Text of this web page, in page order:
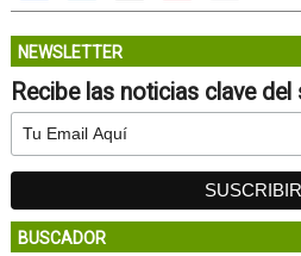
NEWSLETTER
Recibe las noticias clave
BUSCADOR